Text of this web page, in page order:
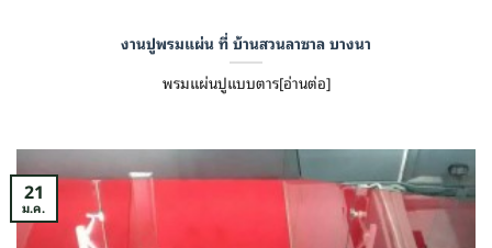
งานปูพรมแผ่น ที่ บ้านสวนลาซาล บางนา
พรมแผ่นปูแบบตาร[อ่านต่อ]
21
ม.ค.